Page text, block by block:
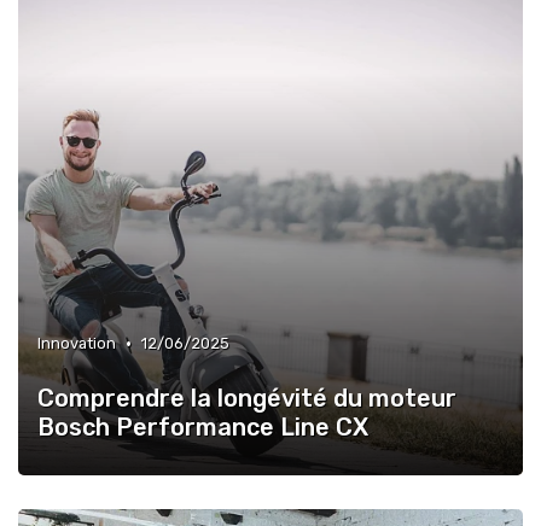
Innovation • 12/06/2025
Comprendre la longévité du moteur
Bosch Performance Line CX